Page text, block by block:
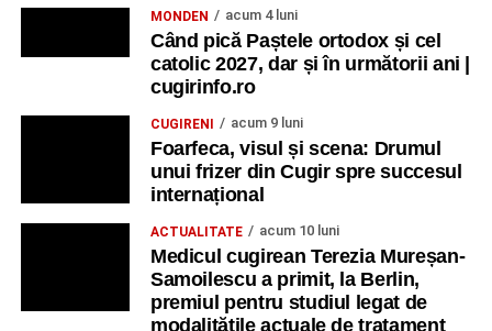
responsabilitatea de a duce mai departe ideile și
metodele descoperite.
Un rezultat concret al proiectului va fi o broșură
educațională care va cuprinde jocuri, metode și activități
experimentate în timpul cursului și care va putea fi
utilizată ulterior de profesori, formatori și lucrători de
tineret.
Ceremonia de rămas-bun a fost momentul în care toate
emoțiile acumulate pe parcursul celor șapte zile s-au
concentrat într-un singur loc. Am scris mesaje, urări și
MONDEN acum 4 luni
Când pică Paștele ortodox și cel
catolic 2027, dar și în următorii ani |
cugirinfo.ro
CUGIRENI acum 9 luni
Foarfeca, visul și scena: Drumul
unui frizer din Cugir spre succesul
internațional
ACTUALITATE acum 10 luni
Medicul cugirean Terezia Mureșan-
Samoilescu a primit, la Berlin,
premiul pentru studiul legat de
modalitățile actuale de tratament